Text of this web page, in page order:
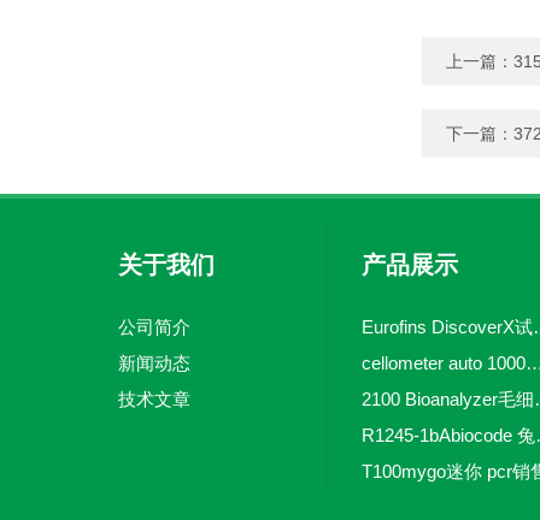
上一篇：
下一篇：
关于我们
公司简介
新闻动态
技术文章
产品展示
cellometer auto 1000全自
2100
T100mygo迷你 pcr销